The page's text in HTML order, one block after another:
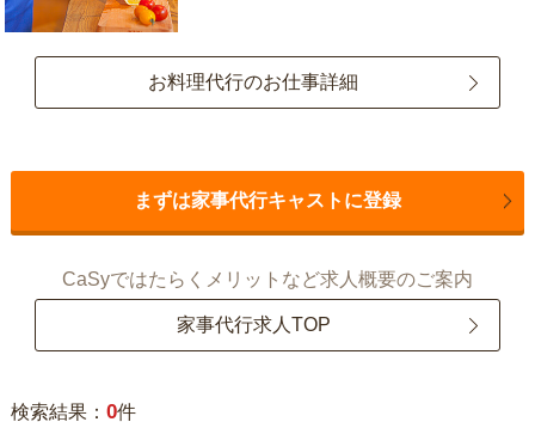
お料理代行のお仕事詳細
まずは家事代行キャストに登録
CaSyではたらくメリットなど求人概要のご案内
家事代行求人TOP
検索結果： 0件